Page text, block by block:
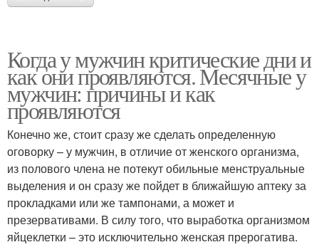
Когда у мужчин критические дни и
как они проявляются. Месячные у
мужчин: причины и как
проявляются
Конечно же, стоит сразу же сделать определенную
оговорку – у мужчин, в отличие от женского организма,
из полового члена не потекут обильные менструальные
выделения и он сразу же пойдет в ближайшую аптеку за
прокладками или же тампонами, а может и
презервативами. В силу того, что выработка организмом
яйцеклетки – это исключительно женская прерогатива.